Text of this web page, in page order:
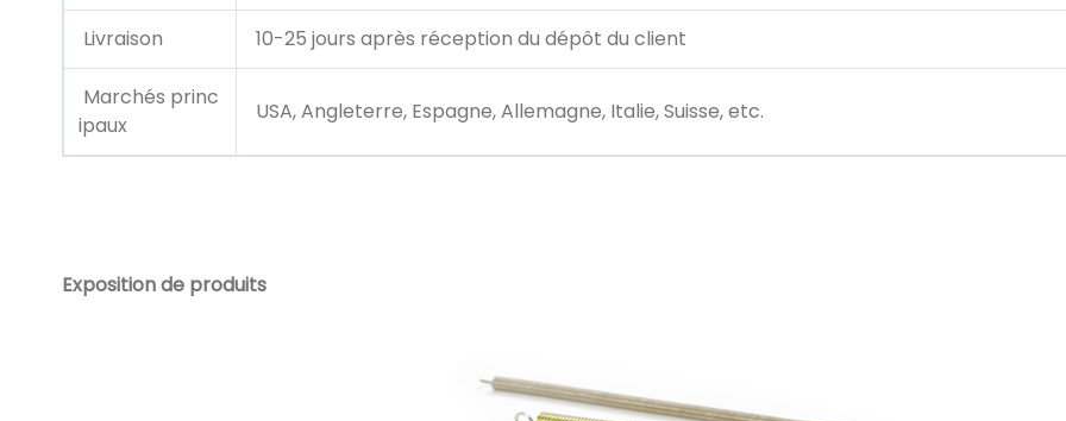
Livraison 10-25 jours après réception du dépôt du client
Marchés princ
ipaux
USA, Angleterre, Espagne, Allemagne, Italie, Suisse, etc.
Exposition de produits